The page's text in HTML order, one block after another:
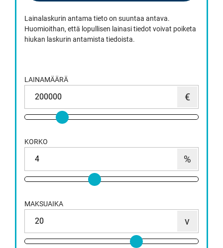
Lainalaskurin antama tieto on suuntaa antava.
Huomioithan, että lopullisen lainasi tiedot voivat poiketa
hiukan laskurin antamista tiedoista.
LAINAMÄÄRÄ
KORKO
MAKSUAIKA